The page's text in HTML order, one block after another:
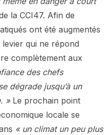
la CCI47. Afin de
ont été augmentés
qui ne répond
complètement aux
des chefs
dégrade jusqu’à un
»Le prochain point
locale se
« un climat un peu plus